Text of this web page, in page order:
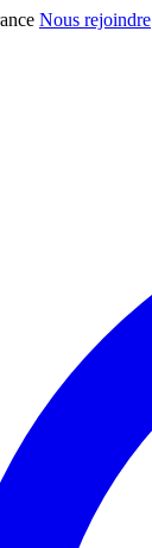
Nous rejoindre